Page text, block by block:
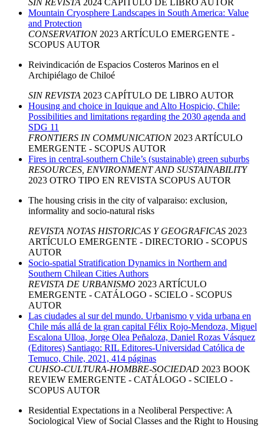
SIN REVISTA 2024 CAPÍTULO DE LIBRO AUTOR
Mountain Cryosphere Landscapes in South America: Value
and Protection
CONSERVATION 2023 ARTÍCULO EMERGENTE -
SCOPUS AUTOR
Reivindicación de Espacios Costeros Marinos en el
Archipiélago de Chiloé
SIN REVISTA 2023 CAPÍTULO DE LIBRO AUTOR
Housing and choice in Iquique and Alto Hospicio, Chile:
Possibilities and limitations regarding the 2030 agenda and
SDG 11
FRONTIERS IN COMMUNICATION 2023 ARTÍCULO
EMERGENTE - SCOPUS AUTOR
Fires in central-southern Chile’s (sustainable) green suburbs
RESOURCES, ENVIRONMENT AND SUSTAINABILITY
2023 OTRO TIPO EN REVISTA SCOPUS AUTOR
The housing crisis in the city of valparaiso: exclusion,
informality and socio-natural risks
REVISTA NOTAS HISTORICAS Y GEOGRAFICAS 2023
ARTÍCULO EMERGENTE - DIRECTORIO - SCOPUS
AUTOR
Socio-spatial Stratification Dynamics in Northern and
Southern Chilean Cities Authors
REVISTA DE URBANISMO 2023 ARTÍCULO
EMERGENTE - CATÁLOGO - SCIELO - SCOPUS
AUTOR
Las ciudades al sur del mundo. Urbanismo y vida urbana en
Chile más allá de la gran capital Félix Rojo-Mendoza, Miguel
Escalona Ulloa, Jorge Olea Peñaloza, Daniel Rozas Vásquez
(Editores) Santiago: RIL Editores-Universidad Católica de
Temuco, Chile, 2021, 414 páginas
CUHSO-CULTURA-HOMBRE-SOCIEDAD 2023 BOOK
REVIEW EMERGENTE - CATÁLOGO - SCIELO -
SCOPUS AUTOR
Residential Expectations in a Neoliberal Perspective: A
Sociological View of Social Classes and the Right to Housing